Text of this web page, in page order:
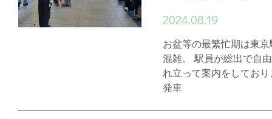
2024.08.19
お盆等の最繁忙期は東
混雑。 駅員が総出で自
れ立って案内をしてお
発車